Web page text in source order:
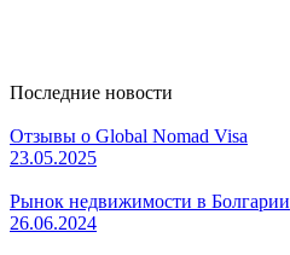
Последние новости
Отзывы о Global Nomad Visa
23.05.2025
Рынок недвижимости в Болгарии
26.06.2024